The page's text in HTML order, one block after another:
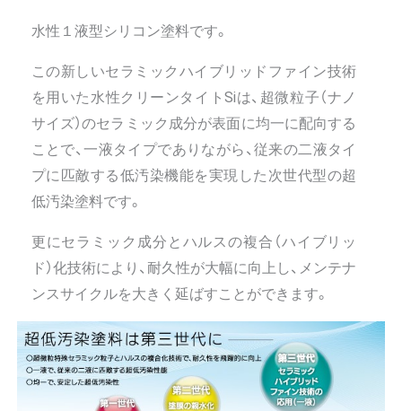
水性１液型シリコン塗料です。
この新しいセラミックハイブリッドファイン技術
を用いた水性クリーンタイトSiは、超微粒子（ナノ
サイズ）のセラミック成分が表面に均一に配向する
ことで、一液タイプでありながら、従来の二液タイ
プに匹敵する低汚染機能を実現した次世代型の超
低汚染塗料です。
更にセラミック成分とハルスの複合（ハイブリッ
ド）化技術により、耐久性が大幅に向上し、メンテナ
ンスサイクルを大きく延ばすことができます。